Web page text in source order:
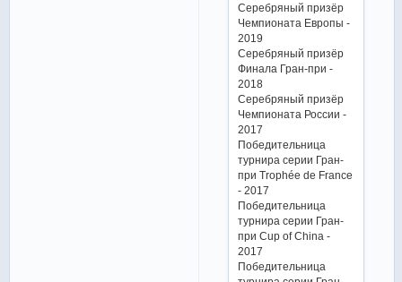
Серебряный призёр
Чемпионата Европы -
2019
Серебряный призёр
Финала Гран-при -
2018
Серебряный призёр
Чемпионата России -
2017
Победительница
турнира серии Гран-
при Trophée de France
- 2017
Победительница
турнира серии Гран-
при Cup of China -
2017
Победительница